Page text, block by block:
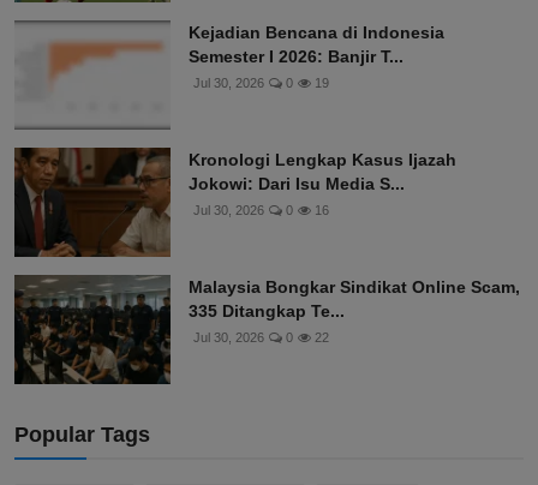
Kejadian Bencana di Indonesia
Semester I 2026: Banjir T...
Jul 30, 2026 0 19
Kronologi Lengkap Kasus Ijazah
Jokowi: Dari Isu Media S...
Jul 30, 2026 0 16
Malaysia Bongkar Sindikat Online Scam,
335 Ditangkap Te...
Jul 30, 2026 0 22
Popular Tags